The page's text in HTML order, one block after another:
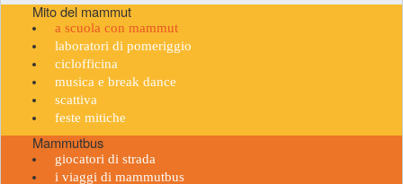
Mito del mammut
a scuola con mammut
laboratori di pomeriggio
ciclofficina
musica e break dance
scattiva
feste mitiche
Mammutbus
giocatori di strada
i viaggi di mammutbus